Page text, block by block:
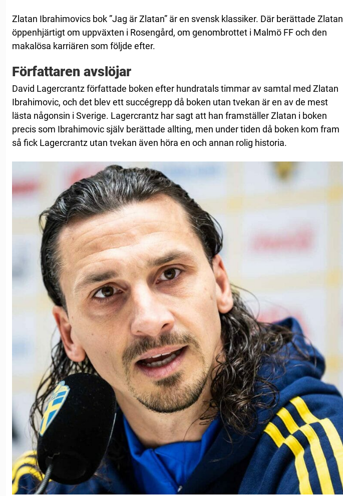
Zlatan Ibrahimovics bok ”Jag är Zlatan” är en svensk klassiker. Där berättade Zlatan
öppenhjärtigt om uppväxten i Rosengård, om genombrottet i Malmö FF och den
makalösa karriären som följde efter.
Författaren avslöjar
David Lagercrantz författade boken efter hundratals timmar av samtal med Zlatan
Ibrahimovic, och det blev ett succégrepp då boken utan tvekan är en av de mest
lästa någonsin i Sverige. Lagercrantz har sagt att han framställer Zlatan i boken
precis som Ibrahimovic själv berättade allting, men under tiden då boken kom fram
så fick Lagercrantz utan tvekan även höra en och annan rolig historia.